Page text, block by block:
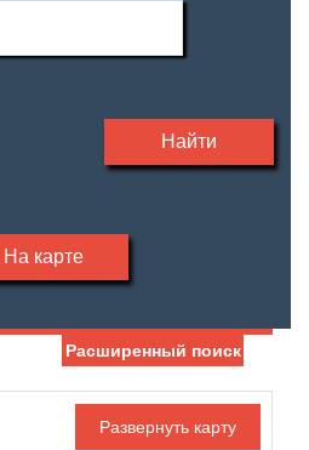
Найти
На карте
С фото
Отдельный вход
Расширенный поиск